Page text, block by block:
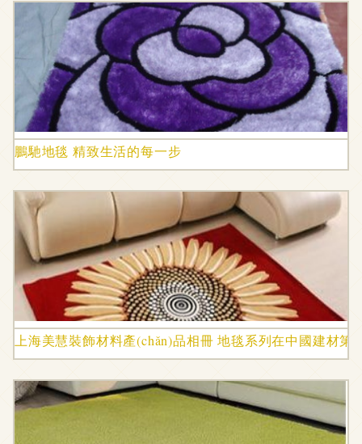
鵬馳地毯 精致生活的每一步
上海美慧裝飾材料產(chǎn)品相冊 地毯系列在中國建材第